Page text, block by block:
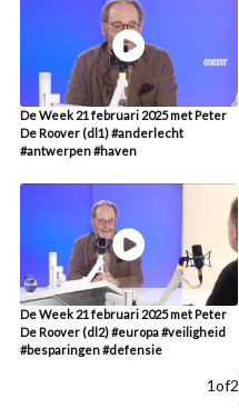
De Week 21 februari 2025 met Peter
De Roover (dl1) #anderlecht
#antwerpen #haven
De Week 21 februari 2025 met Peter
De Roover (dl2) #europa #veiligheid
#besparingen #defensie
1of2